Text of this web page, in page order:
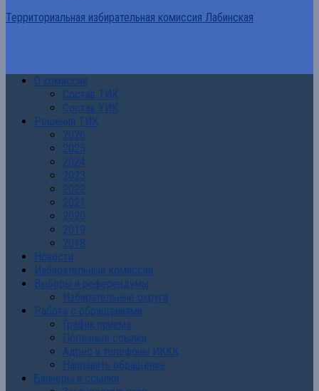
Территориальная избирательная комиссия Лабинская
О комиссии
Состав ТИК
Состав УИК
Решения ТИК
2026
2025
2024
2023
2022
2021
2020
2019
2018
Новости
Избирательные комиссии
Выборы и референдумы
Избирательные округа
Работа с обращениями
График приема
Полезные ссылки
Адрес и телефоны ИККК
Направить обращение
Баннеры и ссылки